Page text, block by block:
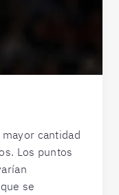
cantidad
Los puntos
se